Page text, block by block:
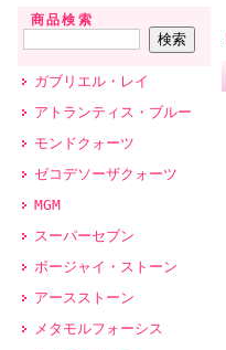
商品検索
ガブリエル・レイ
アトランティス・ブルー
モンドクォーツ
ゼコデソーザクォーツ
MGM
スーパーセブン
ボージャイ・ストーン
アースストーン
メタモルフォーシス